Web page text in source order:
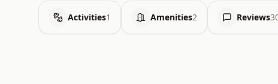
Activities1 Amenities2 Reviews